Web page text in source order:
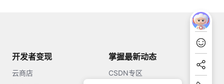
开发者变现
云商店
掌握最新动态
CSDN专区